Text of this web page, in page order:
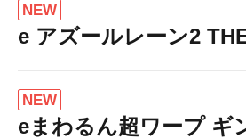
NEW
e アズールレーン2
NEW
eまわるん超ワープ ギ